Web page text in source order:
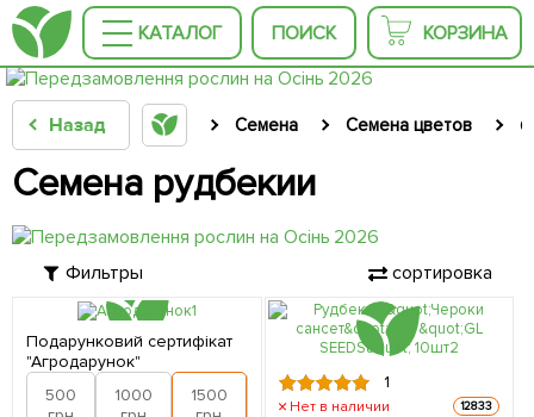
КАТАЛОГ ПОИСК КОРЗИНА
Назад Семена Семена цветов
Семена рудбекии
Фильтры сортировка
Подарунковий сертифікат
"Агродарунок"
500
1000
1500
2000
1
Нет в наличии 12833